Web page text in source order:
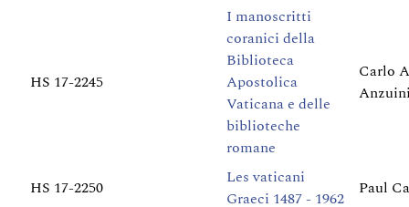
HS 17-2245
I manoscritti
coranici della
Biblioteca
Apostolica
Vaticana e delle
biblioteche
romane
Carlo
HS 17-2250
Les vaticani
Graeci 1487 - 1962
Paul